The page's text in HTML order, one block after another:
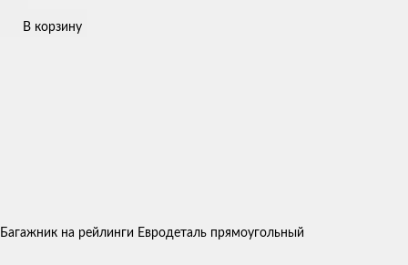
В корзину
Багажник на рейлинги Евродеталь прямоугольный